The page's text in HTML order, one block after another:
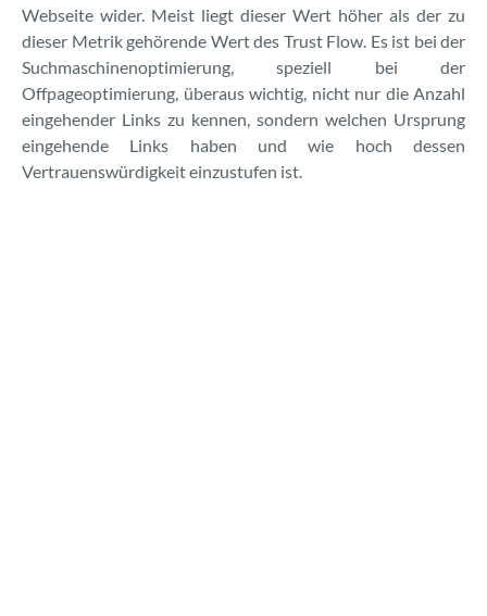
Webseite wider. Meist liegt dieser Wert höher als der zu
dieser Metrik gehörende Wert des Trust Flow. Es ist bei der
Suchmaschinenoptimierung, speziell bei der
Offpageoptimierung, überaus wichtig, nicht nur die Anzahl
eingehender Links zu kennen, sondern welchen Ursprung
eingehende Links haben und wie hoch dessen
Vertrauenswürdigkeit einzustufen ist.